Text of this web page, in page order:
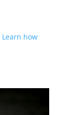
Learn how